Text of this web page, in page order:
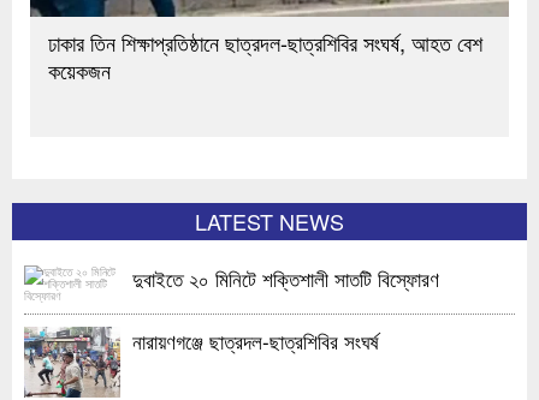
ঢাকার তিন শিক্ষাপ্রতিষ্ঠানে ছাত্রদল-ছাত্রশিবির সংঘর্ষ, আহত বেশ
কয়েকজন
LATEST NEWS
দুবাইতে ২০ মিনিটে শক্তিশালী সাতটি বিস্ফোরণ
নারায়ণগঞ্জে ছাত্রদল-ছাত্রশিবির সংঘর্ষ